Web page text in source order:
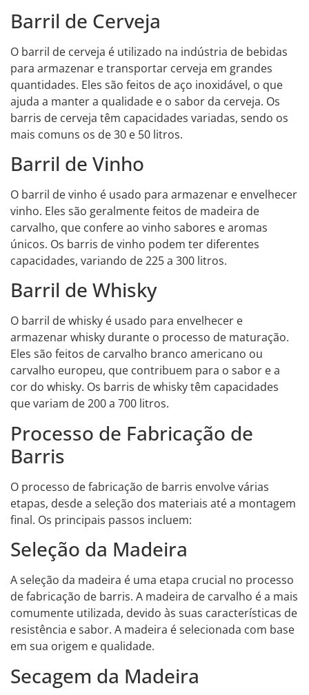
Barril de Cerveja
O barril de cerveja é utilizado na indústria de bebidas
para armazenar e transportar cerveja em grandes
quantidades. Eles são feitos de aço inoxidável, o que
ajuda a manter a qualidade e o sabor da cerveja. Os
barris de cerveja têm capacidades variadas, sendo os
mais comuns os de 30 e 50 litros.
Barril de Vinho
O barril de vinho é usado para armazenar e envelhecer
vinho. Eles são geralmente feitos de madeira de
carvalho, que confere ao vinho sabores e aromas
únicos. Os barris de vinho podem ter diferentes
capacidades, variando de 225 a 300 litros.
Barril de Whisky
O barril de whisky é usado para envelhecer e
armazenar whisky durante o processo de maturação.
Eles são feitos de carvalho branco americano ou
carvalho europeu, que contribuem para o sabor e a
cor do whisky. Os barris de whisky têm capacidades
que variam de 200 a 700 litros.
Processo de Fabricação de
Barris
O processo de fabricação de barris envolve várias
etapas, desde a seleção dos materiais até a montagem
final. Os principais passos incluem:
Seleção da Madeira
A seleção da madeira é uma etapa crucial no processo
de fabricação de barris. A madeira de carvalho é a mais
comumente utilizada, devido às suas características de
resistência e sabor. A madeira é selecionada com base
em sua origem e qualidade.
Secagem da Madeira